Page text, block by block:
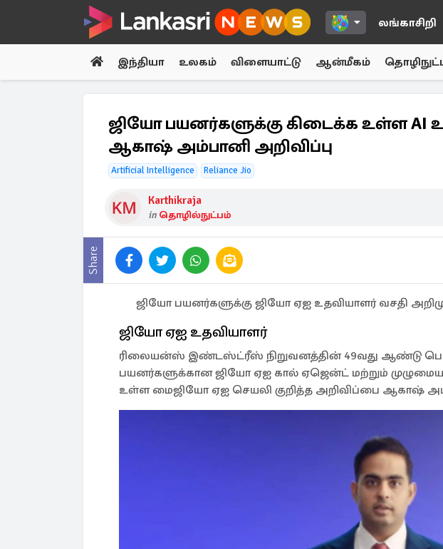
லங்காசிறி
இந்தியா உலகம் விளையாட்டு ஆன்மீகம்
ஜியோ பயனர்களுக்கு கிடைக்க உள்ள AI
ஆகாஷ் அம்பானி அறிவிப்பு
Artificial Intelligence Reliance Jio
Karthikraja
in தொழில்நுட்பம்
Share
ஜியோ பயனர்களுக்கு ஜியோ ஏஐ உதவியாளர் வசதி
ஜியோ ஏஐ உதவியாளர்
ரிலையன்ஸ் இண்டஸ்ட்ரீஸ் நிறுவனத்தின் 49வது ஆண்டு
பயனர்களுக்கான ஜியோ ஏஐ கால் ஏஜென்ட் மற்றும்
உள்ள மைஜியோ ஏஐ செயலி குறித்த அறிவிப்பை ஆகாஷ்